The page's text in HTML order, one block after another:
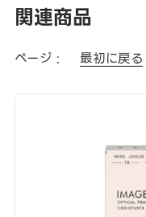
関連商品
ページ : 最初に戻る